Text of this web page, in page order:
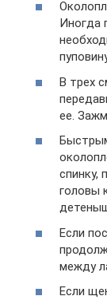
Иногда
В трех
ее.
спинку,
головы
Если
между
Если